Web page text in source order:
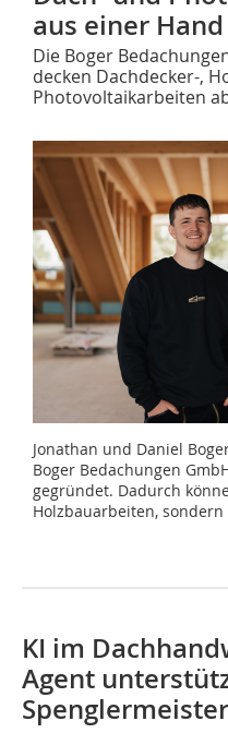
aus einer Hand
Die Boger
decken Dachdecker-,
Photovoltaikarbeiten
Jonathan und Daniel
Boger Bedachungen
gegründet. Dadurch
Holzbauarbeiten,
KI im
Agent